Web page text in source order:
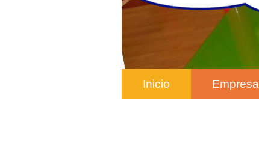
Inicio Empresa